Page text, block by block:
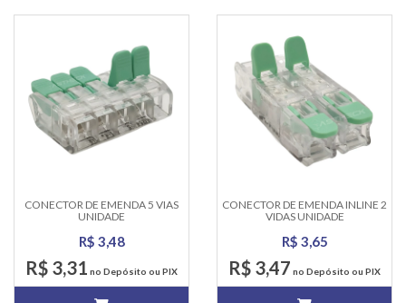
CONECTOR DE EMENDA 5 VIAS
UNIDADE
R$ 3,48
R$ 3,31 no Depósito ou PIX
CONECTOR DE EMENDA INLINE 2
VIDAS UNIDADE
R$ 3,65
R$ 3,47 no Depósito ou PIX